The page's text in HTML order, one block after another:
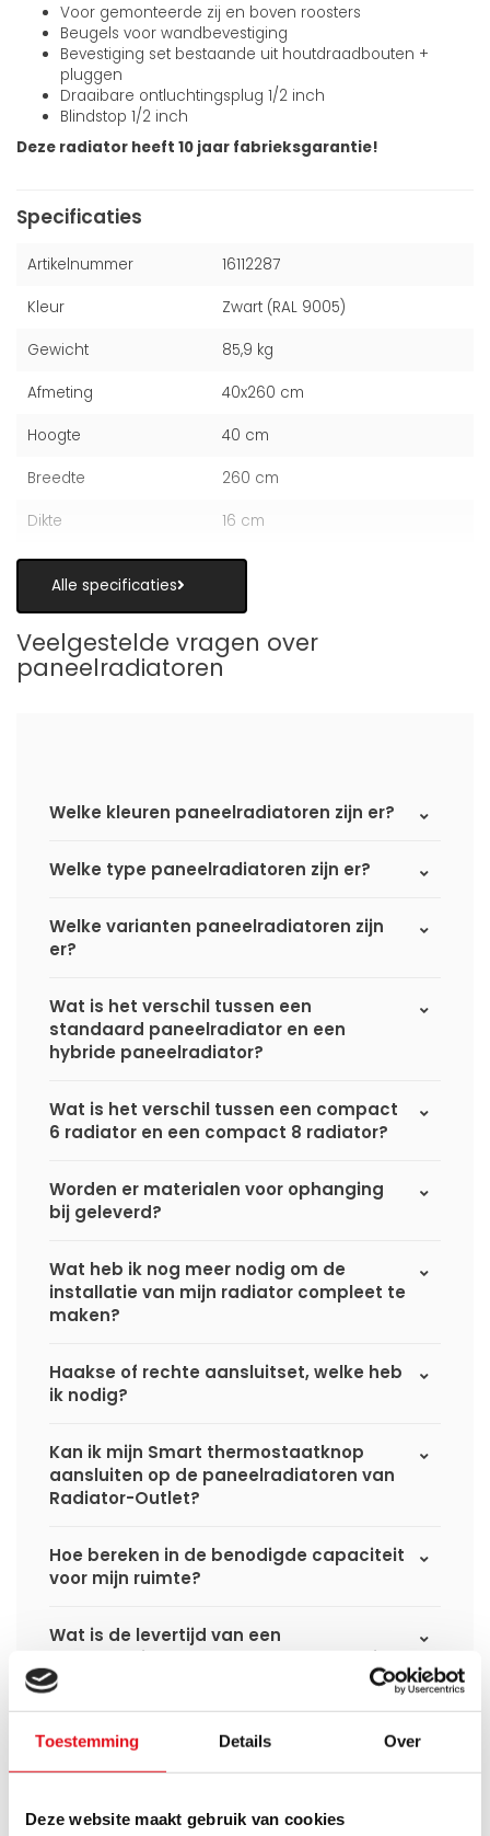
Toestemming Details Over
Deze website maakt gebruik van cookies
Voor gemonteerde zij en boven roosters
Beugels voor wandbevestiging
Bevestiging set bestaande uit houtdraadbouten +
pluggen
Draaibare ontluchtingsplug 1/2 inch
Blindstop 1/2 inch
Deze radiator heeft 10 jaar fabrieksgarantie!
Specificaties
Artikelnummer 16112287
Kleur Zwart (RAL 9005)
Gewicht 85,9 kg
Afmeting 40x260 cm
Hoogte 40 cm
Breedte 260 cm
Dikte 16 cm
Alle specificaties
Veelgestelde vragen over
paneelradiatoren
Welke kleuren paneelradiatoren zijn er?
Welke type paneelradiatoren zijn er?
Welke varianten paneelradiatoren zijn
er?
Wat is het verschil tussen een
standaard paneelradiator en een
hybride paneelradiator?
Wat is het verschil tussen een compact
6 radiator en een compact 8 radiator?
Worden er materialen voor ophanging
bij geleverd?
Wat heb ik nog meer nodig om de
installatie van mijn radiator compleet te
maken?
Haakse of rechte aansluitset, welke heb
ik nodig?
Kan ik mijn Smart thermostaatknop
aansluiten op de paneelradiatoren van
Radiator-Outlet?
Hoe bereken in de benodigde capaciteit
voor mijn ruimte?
Wat is de levertijd van een
paneelradiator en wanneer ontvang ik
deze als ik een bestelling plaats?
Ik heb een (hybride) warmtepomp